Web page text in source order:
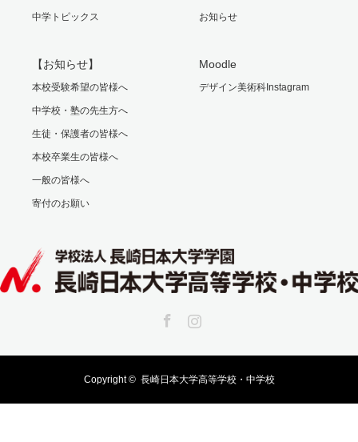
中学トピックス お知らせ
【お知らせ】
本校受験希望の皆様へ
中学校・塾の先生方へ
生徒・保護者の皆様へ
本校卒業生の皆様へ
一般の皆様へ
寄付のお願い
Moodle
デザイン美術科Instagram
Copyright © 長崎日本大学高等学校・中学校